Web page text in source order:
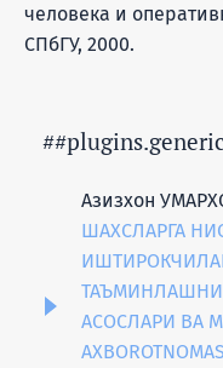
человека и
СПбГУ, 2000.
Азизхон
ШАХСЛАРГА
ТАЪМИНЛАШНИ
АСОСЛАРИ ВА